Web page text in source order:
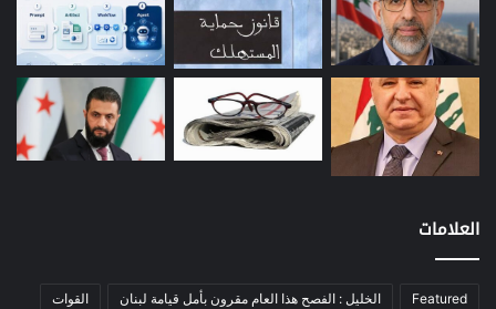
مصارف
(168)
معادن
(1)
موازنة
نفط
اتصالات
(26)
الرئيسية
العالم العربي
المحكمة الخاصة
العلامات
Featured الخليل : الفصح هذا العام مقرون بأمل قيامة لبنان القوات